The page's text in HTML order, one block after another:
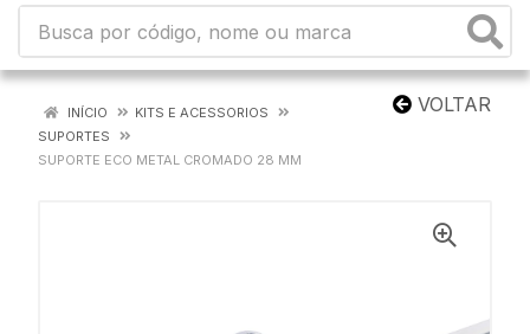
VOLTAR
INÍCIO
KITS E ACESSORIOS
SUPORTES
SUPORTE ECO METAL CROMADO 28 MM